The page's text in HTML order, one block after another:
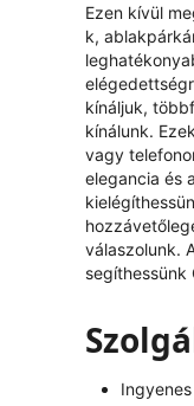
Ezen kívül
k,
kínáljuk,
kínálunk.
vagy
elegancia és
válaszolunk.
segíthessünk